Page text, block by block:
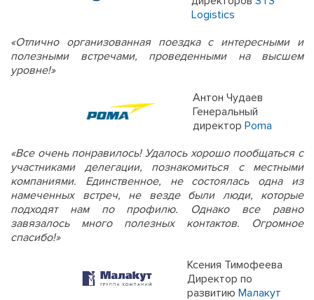
Logistics
«Отлично организованная поездка с интересными и
полезными встречами, проведенными на высшем
уровне!»
Антон Чудаев
Генеральный
директор Poma
«Все очень понравилось! Удалось хорошо пообщаться с
участниками делегации, познакомиться с местными
компаниями. Единственное, не состоялась одна из
намеченных встреч, не везде были люди, которые
подходят нам по профилю. Однако все равно
завязалось много полезных контактов. Огромное
спасибо!»
Ксения Тимофеева
Директор по
развитию Малакут